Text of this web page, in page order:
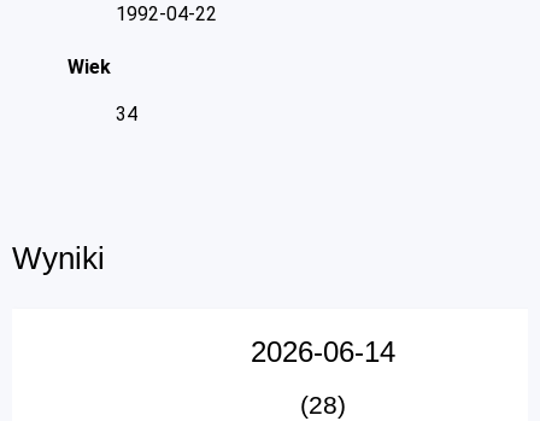
1992-04-22
Wiek
34
Wyniki
2026-06-14
(28)